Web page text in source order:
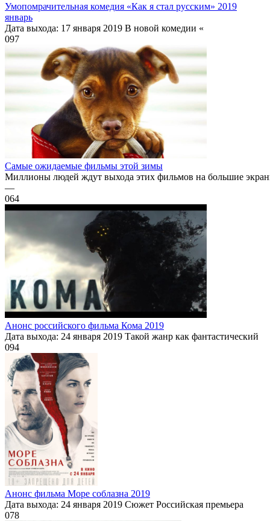
Умопомрачительная комедия «Как я стал русским» 2019
январь
Дата выхода: 17 января 2019 В новой комедии «
097
Самые ожидаемые фильмы этой зимы
Миллионы людей ждут выхода этих фильмов на большие
—
064
Анонс российского фильма Кома 2019
Дата выхода: 24 января 2019 Такой жанр как фантастический
094
Анонс фильма Море соблазна 2019
Дата выхода: 24 января 2019 Сюжет Российская премьера
078